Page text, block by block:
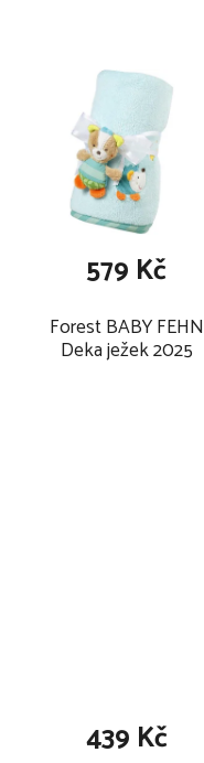
Forest BABY FEHN
Deka ježek 2025
579 Kč
439 Kč